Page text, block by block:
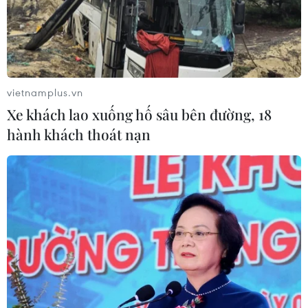
Với thành phần chính là bơ hạt mỡ, Clinique All
About Eyes giúp dưỡng ẩm sâu cho làn da
quanh mắt, hạn chế việc hình thành các nếp
nhăn. Sản phẩm này có dạng gel kem, mỏng
vietnamplus.vn
Xe khách lao xuống hố sâu bên đường, 18
hành khách thoát nạn